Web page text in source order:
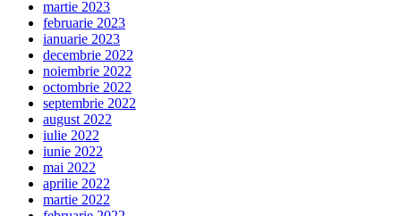
martie 2023
februarie 2023
ianuarie 2023
decembrie 2022
noiembrie 2022
octombrie 2022
septembrie 2022
august 2022
iulie 2022
iunie 2022
mai 2022
aprilie 2022
martie 2022